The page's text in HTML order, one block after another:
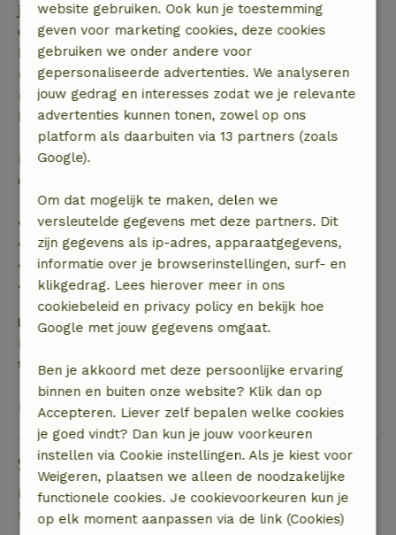
je boeking, bij een boekingsaanvraag meer dan 28
dagen voor aanvang. Bij een boeking met aanvang
binnen 28 dagen geldt gratis annuleren binnen 24
uur. Bij annulering binnen gestelde periode heb je
recht op volledige terugbetaling van het
boekingsbedrag.
Daarna krijg je een deel van de reissom en 100% van
de borg terugbetaald:
• tot 42 dagen voor aankomst: 70% terugbetaald
• 42–28 dagen voor aankomst: 40% terugbetaald
• 28 dagen tot de aankomstdag: 10% terugbetaald
• op de aankomstdag of later: geen terugbetaling
Borg
Een borg van € 400,00 is van toepassing. Je wordt
terugbetaald na het uitchecken.
Bekijk alles
Stel een vraag
Neem contact op met de verhuurder van het
natuurhuisje
website gebruiken. Ook kun je toestemming
geven voor marketing cookies, deze cookies
gebruiken we onder andere voor
gepersonaliseerde advertenties. We analyseren
jouw gedrag en interesses zodat we je relevante
advertenties kunnen tonen, zowel op ons
platform als daarbuiten via 13 partners (zoals
Google).
Om dat mogelijk te maken, delen we
versleutelde gegevens met deze partners. Dit
zijn gegevens als ip-adres, apparaatgegevens,
informatie over je browserinstellingen, surf- en
klikgedrag. Lees hierover meer in ons
cookiebeleid en privacy policy en bekijk hoe
Google met jouw gegevens omgaat.
Ben je akkoord met deze persoonlijke ervaring
binnen en buiten onze website? Klik dan op
Accepteren. Liever zelf bepalen welke cookies
je goed vindt? Dan kun je jouw voorkeuren
instellen via Cookie instellingen. Als je kiest voor
Weigeren, plaatsen we alleen de noodzakelijke
functionele cookies. Je cookievoorkeuren kun je
op elk moment aanpassen via de link (Cookies)